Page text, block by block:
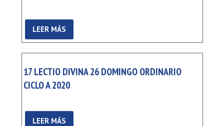
LEER MÁS
17 LECTIO DIVINA 26 DOMINGO ORDINARIO
CICLO A 2020
LEER MÁS